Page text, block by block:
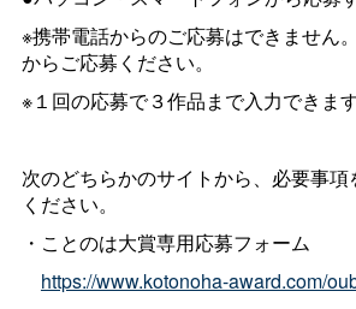
※携帯電話からのご応募はできません
からご応募ください。
※１回の応募で３作品まで入力できます
次のどちらかのサイトから、必要事
ください。
・ことのは大賞専用応募フォーム
https://www.kotonoha-award.com/